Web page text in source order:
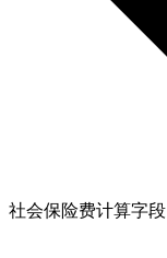
社会保险费计算字段